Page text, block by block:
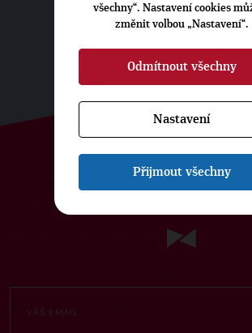
ODEBÍREJTE NÁŠ
všechny“. Nastavení cookies
změnit volbou „Nastavení“.
Odmítnout všechny
Nastavení
Přijmout všechny